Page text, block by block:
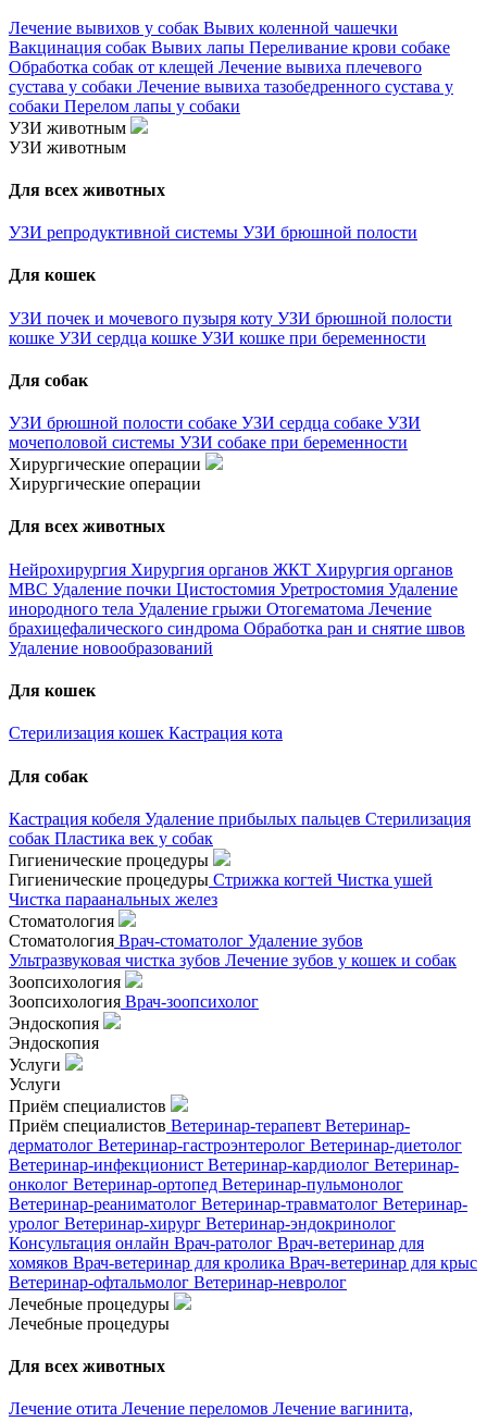
Лечение вывихов у собак Вывих коленной чашечки
Вакцинация собак Вывих лапы Переливание крови собаке
Обработка собак от клещей Лечение вывиха плечевого
сустава у собаки Лечение вывиха тазобедренного сустава у
собаки Перелом лапы у собаки
УЗИ животным
УЗИ животным
Для всех животных
УЗИ репродуктивной системы УЗИ брюшной полости
Для кошек
УЗИ почек и мочевого пузыря коту УЗИ брюшной полости
кошке УЗИ сердца кошке УЗИ кошке при беременности
Для собак
УЗИ брюшной полости собаке УЗИ сердца собаке УЗИ
мочеполовой системы УЗИ собаке при беременности
Хирургические операции
Хирургические операции
Для всех животных
Нейрохирургия Хирургия органов ЖКТ Хирургия органов
МВС Удаление почки Цистостомия Уретростомия Удаление
инородного тела Удаление грыжи Отогематома Лечение
брахицефалического синдрома Обработка ран и снятие швов
Удаление новообразований
Для кошек
Стерилизация кошек Кастрация кота
Для собак
Кастрация кобеля Удаление прибылых пальцев Стерилизация
собак Пластика век у собак
Гигиенические процедуры
Гигиенические процедуры Стрижка когтей Чистка ушей
Чистка параанальных желез
Стоматология
Стоматология Врач-стоматолог Удаление зубов
Ультразвуковая чистка зубов Лечение зубов у кошек и собак
Зоопсихология
Зоопсихология Врач-зоопсихолог
Эндоскопия
Эндоскопия
Услуги
Услуги
Приём специалистов
Приём специалистов Ветеринар-терапевт Ветеринар-
дерматолог Ветеринар-гастроэнтеролог Ветеринар-диетолог
Ветеринар-инфекционист Ветеринар-кардиолог Ветеринар-
онколог Ветеринар-ортопед Ветеринар-пульмонолог
Ветеринар-реаниматолог Ветеринар-травматолог Ветеринар-
уролог Ветеринар-хирург Ветеринар-эндокринолог
Консультация онлайн Врач-ратолог Врач-ветеринар для
хомяков Врач-ветеринар для кролика Врач-ветеринар для крыс
Ветеринар-офтальмолог Ветеринар-невролог
Лечебные процедуры
Лечебные процедуры
Для всех животных
Лечение отита Лечение переломов Лечение вагинита,